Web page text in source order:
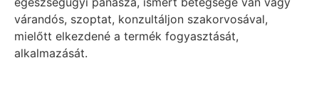
várandós, szoptat, konzultáljon szakorvosával,
mielőtt elkezdené a termék fogyasztását,
alkalmazását.